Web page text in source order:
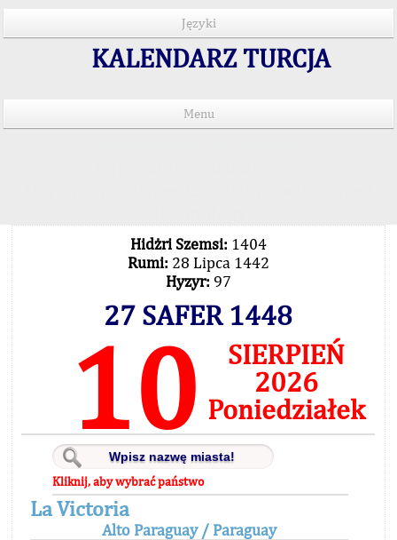
Języki
KALENDARZ TURCJA
Menu
Hidżri Szemsi: 1404
Rumi: 28 Lipca 1442
Hyzyr: 97
27 SAFER 1448
10
SIERPIEŃ
2026
Poniedziałek
Kliknij, aby wybrać państwo
La Victoria
Alto Paraguay / Paraguay